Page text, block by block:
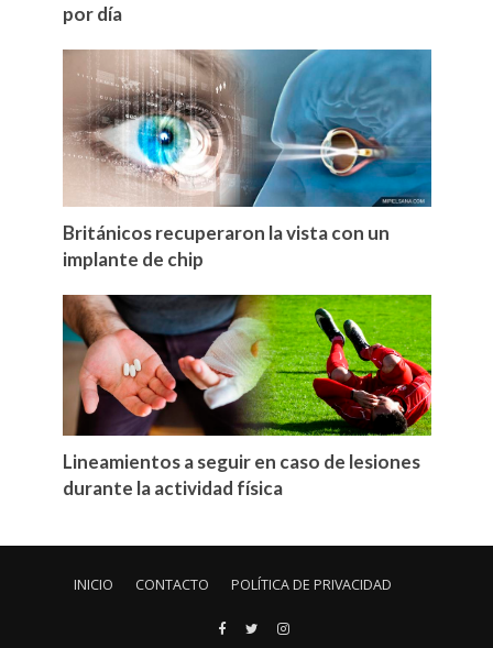
por día
Británicos recuperaron la vista con un
implante de chip
Lineamientos a seguir en caso de lesiones
durante la actividad física
INICIO CONTACTO POLÍTICA DE PRIVACIDAD